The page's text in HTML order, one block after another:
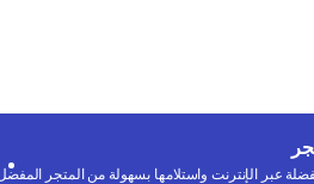
عبر الإنترنت واستلامها بسهولة من المتجر